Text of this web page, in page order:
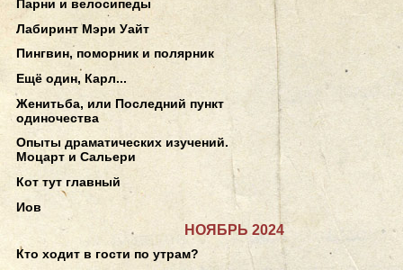
Парни и велосипеды
Лабиринт Мэри Уайт
Пингвин, поморник и полярник
Ещё один, Карл...
Женитьба, или Последний пункт
одиночества
Опыты драматических изучений.
Моцарт и Сальери
Кот тут главный
Иов
НОЯБРЬ 2024
Кто ходит в гости по утрам?